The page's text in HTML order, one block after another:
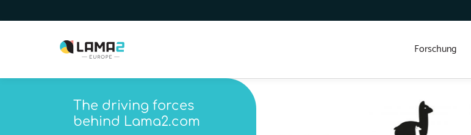
Forschung
The driving forces
behind Lama2.com